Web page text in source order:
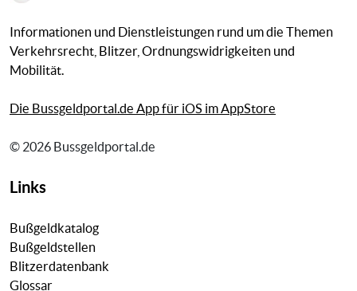
Informationen und Dienstleistungen rund um die Themen
Verkehrsrecht, Blitzer, Ordnungswidrigkeiten und
Mobilität.
Die Bussgeldportal.de App für iOS im AppStore
© 2026 Bussgeldportal.de
Links
Bußgeldkatalog
Bußgeldstellen
Blitzerdatenbank
Glossar